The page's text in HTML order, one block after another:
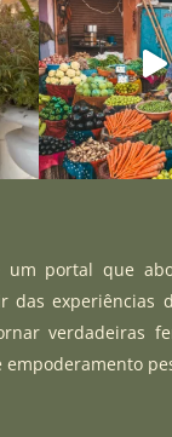
um portal que
das experiências
verdadeiras